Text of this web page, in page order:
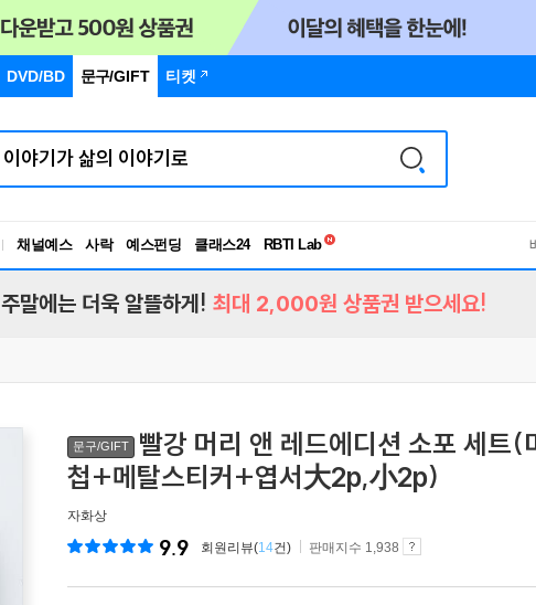
DVD/BD 문구/GIFT 티켓
채널예스 사락 예스펀딩 클래스24
독서유형검사
주말에는 더욱 알뜰하게! 최대 2,000원 상품권 받으세요!
문구/GIFT
빨강 머리 앤 레드에디션 소포 세트
첩+메탈스티커+엽서大2p,小2p)
자화상
9.9 회원리뷰(14건) 판매지수 1,938